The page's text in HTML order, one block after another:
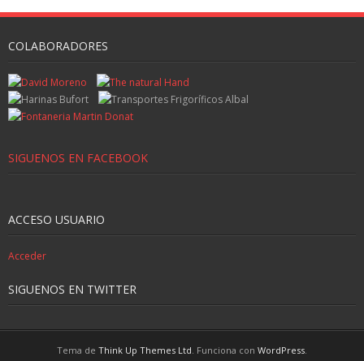
COLABORADORES
SIGUENOS EN FACEBOOK
ACCESO USUARIO
Acceder
SIGUENOS EN TWITTER
Tema de Think Up Themes Ltd. Funciona con WordPress.